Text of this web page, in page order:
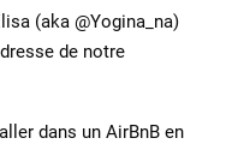
(aka @Yogina_na)
de notre
dans un AirBnB en